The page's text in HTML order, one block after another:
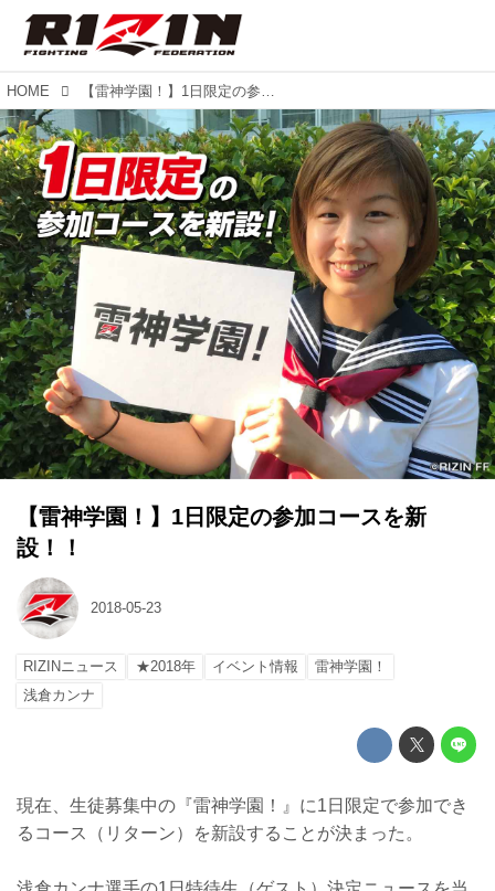
HOME 【雷神学園！】1日限定の参加コースを新設！！
【雷神学園！】1日限定の参加コースを新
設！！
2018-05-23
RIZINニュース ★2018年 イベント情報
雷神学園！
浅倉カンナ
現在、生徒募集中の『雷神学園！』に1日限定で参加でき
るコース（リターン）を新設することが決まった。